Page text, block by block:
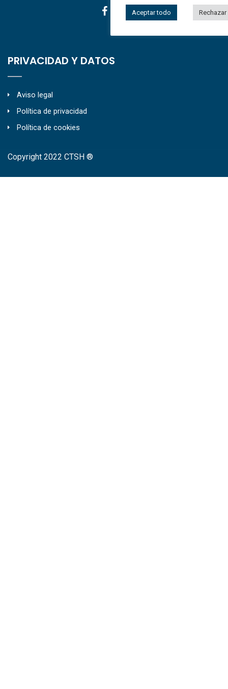
PRIVACIDAD Y DATOS
Aviso legal
Política de privacidad
Política de cookies
Copyright 2022 CTSH ®
Aceptar todo Rechazar